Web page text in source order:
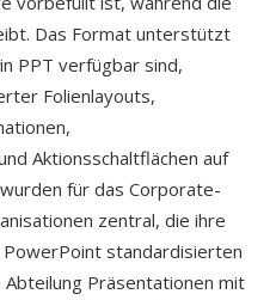
Das Format unterstützt
PPT verfügbar sind,
Folienlayouts,
Aktionsschaltflächen auf
für das Corporate-
zentral, die ihre
standardisierten
Präsentationen mit